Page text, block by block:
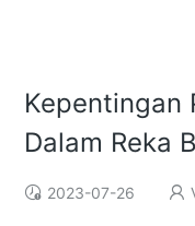
Kepentingan
Dalam Reka
2023-07-26